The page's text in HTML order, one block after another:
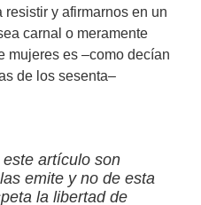
y afirmarnos en un
carnal o meramente
mujeres es –como decían
de los sesenta–
artículo son
emite y no de esta
la libertad de